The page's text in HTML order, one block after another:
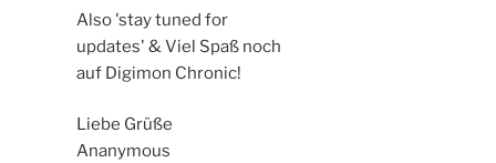
Also 'stay tuned for
updates' & Viel Spaß noch
auf Digimon Chronic!
Liebe Grüße
Ananymous